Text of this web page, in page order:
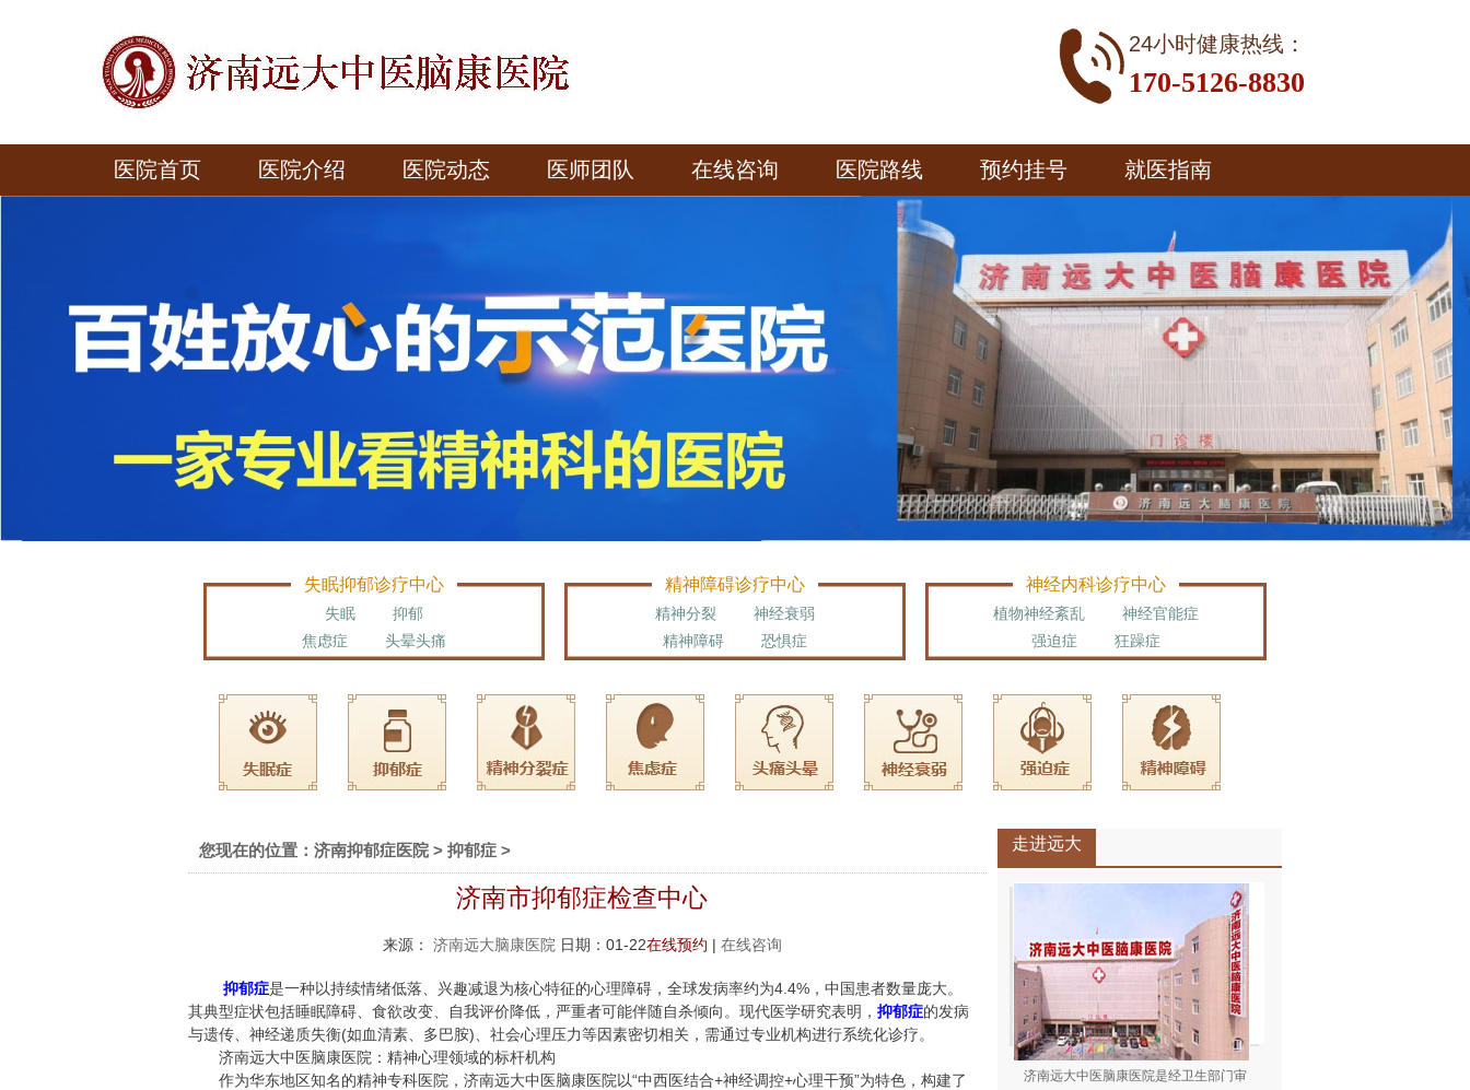
24小时健康热线：
170-5126-8830
医院首页 医院介绍 医院动态 医师团队 在线咨询 医院路线 预约挂号 就医指南
失眠抑郁诊疗中心
失眠
抑郁
焦虑症
头晕头痛
精神障碍诊疗中心
精神分裂
神经衰弱
精神障碍
恐惧症
神经内科诊疗中心
植物神经紊乱
神经官能症
强迫症
狂躁症
您现在的位置： 济南抑郁症医院 > 抑郁症 >
济南市抑郁症检查中心
来源： 济南远大脑康医院 日期：01-22在线预约 | 在线咨询
抑郁症是一种以持续情绪低落、兴趣减退为核心特征的心理障碍，全球发病率约为4.4%，中国患者数量庞大。
其典型症状包括睡眠障碍、食欲改变、自我评价降低，严重者可能伴随自杀倾向。现代医学研究表明， 抑郁症的发病
与遗传、神经递质失衡(如血清素、多巴胺)、社会心理压力等因素密切相关，需通过专业机构进行系统化诊疗。
济南远大中医脑康医院：精神心理领域的标杆机构
作为华东地区知名的精神专科医院，济南远大中医脑康医院以“中西医结合+神经调控+心理干预”为特色，构建了
走进远大
济南远大中医脑康医院是经卫生部门审